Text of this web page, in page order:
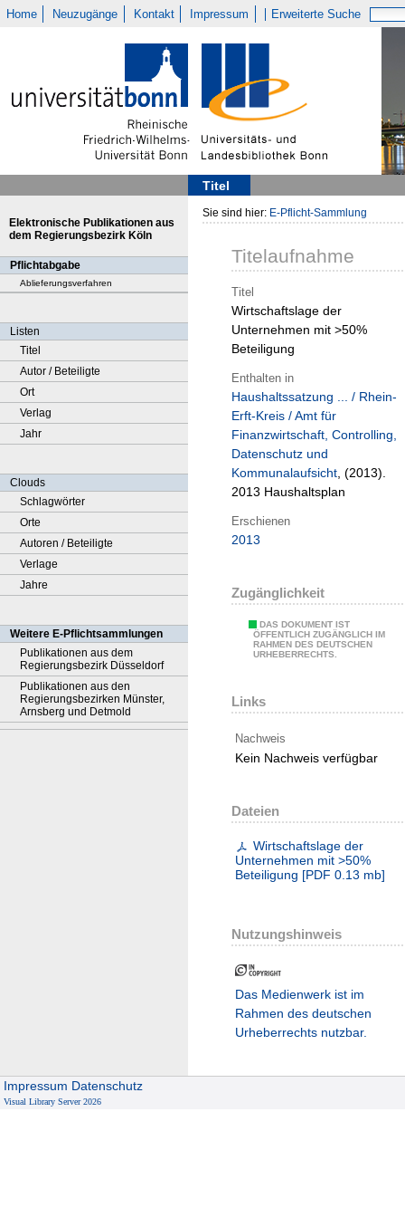
Home Neuzugänge Kontakt Impressum Erweiterte Suche
Titel
Elektronische Publikationen aus
dem Regierungsbezirk Köln
Pflichtabgabe
Ablieferungsverfahren
Listen
Titel
Autor / Beteiligte
Ort
Verlag
Jahr
Clouds
Schlagwörter
Orte
Autoren / Beteiligte
Verlage
Jahre
Weitere E-Pflichtsammlungen
Publikationen aus dem
Regierungsbezirk Düsseldorf
Publikationen aus den
Regierungsbezirken Münster,
Arnsberg und Detmold
Sie sind hier: E-Pflicht-Sammlung
Titelaufnahme
Titel
Wirtschaftslage der
Unternehmen mit >50%
Beteiligung
Enthalten in
Haushaltssatzung ... / Rhein-
Erft-Kreis / Amt für
Finanzwirtschaft, Controlling,
Datenschutz und
Kommunalaufsicht, (2013).
2013 Haushaltsplan
Erschienen
2013
Zugänglichkeit
DAS DOKUMENT IST
ÖFFENTLICH ZUGÄNGLICH IM
RAHMEN DES DEUTSCHEN
URHEBERRECHTS.
Links
Nachweis
Kein Nachweis verfügbar
Dateien
Wirtschaftslage der
Unternehmen mit >50%
Beteiligung [PDF 0.13 mb]
Nutzungshinweis
Das Medienwerk ist im
Rahmen des deutschen
Urheberrechts nutzbar.
Impressum Datenschutz
Visual Library Server 2026